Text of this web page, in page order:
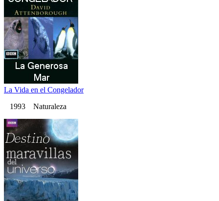
La Vida en el Congelador
1993 Naturaleza